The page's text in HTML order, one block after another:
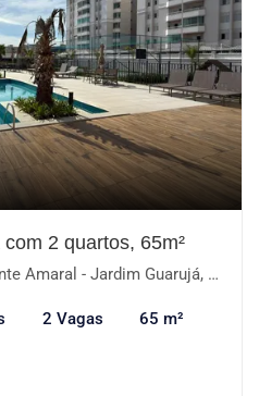
2 quartos, 65m²
- Jardim Guarujá, Sorocaba-SP
2 Vagas 65 m²